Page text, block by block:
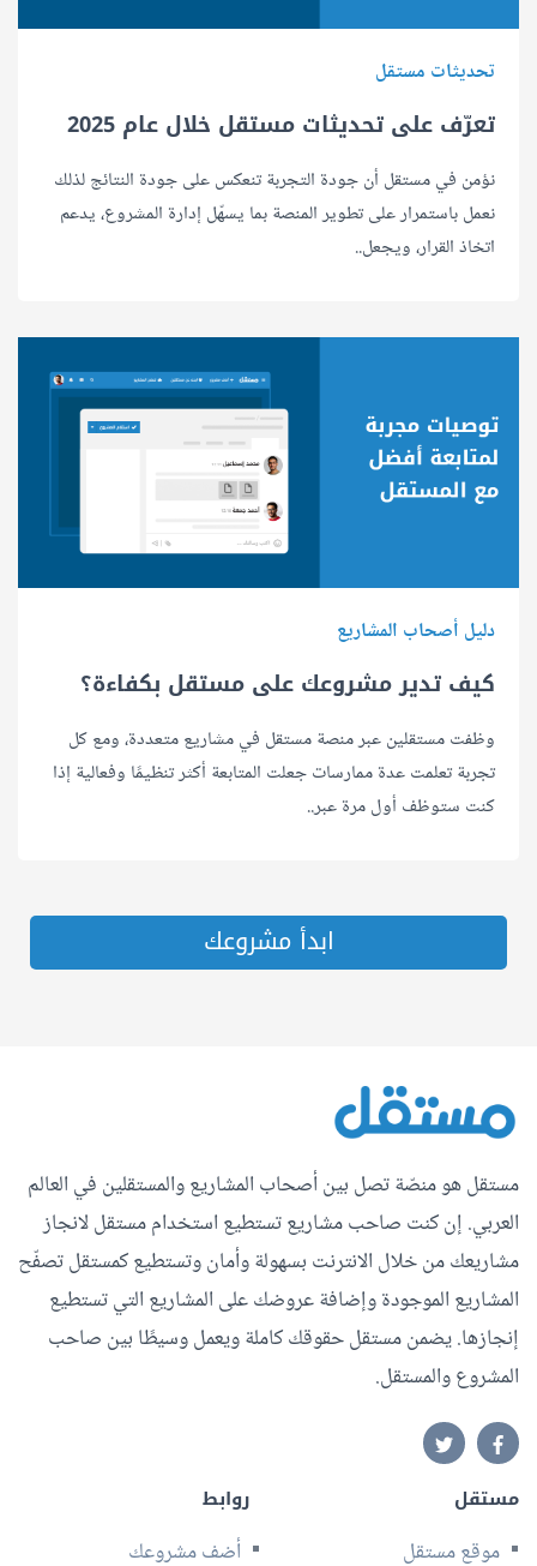
تحديثات مستقل
تعرّف على تحديثات مستقل خلال عام 2025
نؤمن في مستقل أن جودة التجربة تنعكس على جودة النتائج لذلك
نعمل باستمرار على تطوير المنصة بما يسهّل إدارة المشروع، يدعم
اتخاذ القرار، ويجعل..
دليل أصحاب المشاريع
كيف تدير مشروعك على مستقل بكفاءة؟
وظفت مستقلين عبر منصة مستقل في مشاريع متعددة، ومع كل
تجربة تعلمت عدة ممارسات جعلت المتابعة أكثر تنظيمًا وفعالية إذا
كنت ستوظف أول مرة عبر..
ابدأ مشروعك
مستقل هو منصّة تصل بين أصحاب المشاريع والمستقلين في العالم
العربي. إن كنت صاحب مشاريع تستطيع استخدام مستقل لانجاز
مشاريعك من خلال الانترنت بسهولة وأمان وتستطيع كمستقل تصفّح
المشاريع الموجودة وإضافة عروضك على المشاريع التي تستطيع
إنجازها. يضمن مستقل حقوقك كاملة ويعمل وسيطًا بين صاحب
المشروع والمستقل.
مستقل
موقع مستقل
روابط
أضف مشروعك